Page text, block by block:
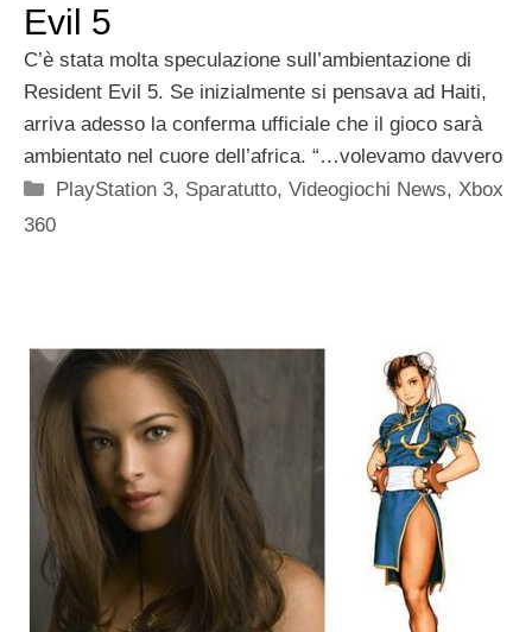
Evil 5
C’è stata molta speculazione sull’ambientazione di
Resident Evil 5. Se inizialmente si pensava ad Haiti,
arriva adesso la conferma ufficiale che il gioco sarà
ambientato nel cuore dell’africa. “…volevamo davvero
Categorie
PlayStation 3, Sparatutto,Videogiochi News,Xbox
360